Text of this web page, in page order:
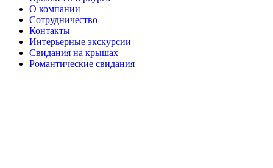
О компании
Сотрудничество
Контакты
Интерьерные экскурсии
Свидания на крышах
Романтические свидания